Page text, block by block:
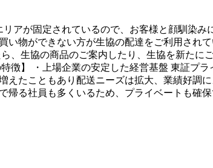
リアが固定されているので、お客様と顔馴染
い物ができない方が生協の配達をご利用さ
、生協の商品のご案内したり、生協を新た
徴】 ・上場企業の安定した経営基盤 東証プ
えたこともあり配送ニーズは拡大、業績好調
帰る社員も多くいるため、プライベートも確保